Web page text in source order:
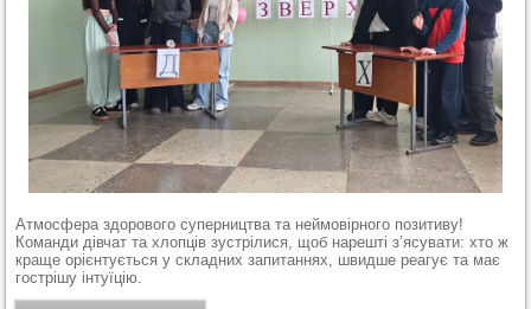
Атмосфера здорового суперництва та неймовірного позитиву!
Команди дівчат та хлопців зустрілися, щоб нарешті з’ясувати: хто ж
краще орієнтується у складних запитаннях, швидше реагує та має
гострішу інтуїцію.